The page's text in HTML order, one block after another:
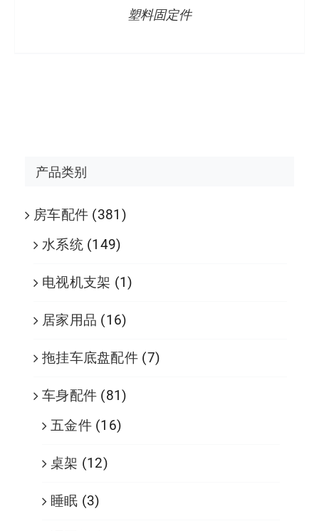
塑料固定件
产品类别
房车配件 (381)
水系统 (149)
电视机支架 (1)
居家用品 (16)
拖挂车底盘配件 (7)
车身配件 (81)
五金件 (16)
桌架 (12)
睡眠 (3)